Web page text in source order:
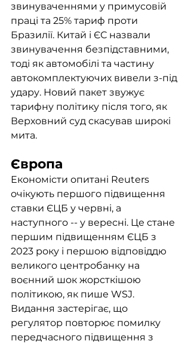
звинуваченнями у примусовій
праці та 25% тариф проти
Бразилії. Китай і ЄС назвали
звинувачення безпідставними,
тоді як автомобілі та частину
автокомплектуючих вивели з-під
удару. Новий пакет звужує
тарифну політику після того, як
Верховний суд скасував широкі
мита.
Європа
Економісти опитані Reuters
очікують першого підвищення
ставки ЄЦБ у червні, а
наступного -- у вересні. Це стане
першим підвищенням ЄЦБ з
2023 року і першою відповіддю
великого центробанку на
воєнний шок жорсткішою
політикою, як пише WSJ.
Видання застерігає, що
регулятор повторює помилку
передчасного підвищення з